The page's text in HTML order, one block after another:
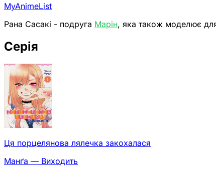
MyAnimeList
Рана Сасакі - подруга Марін, яка також моделює
Серія
Ця порцелянова лялечка закохалася
Манґа — Виходить